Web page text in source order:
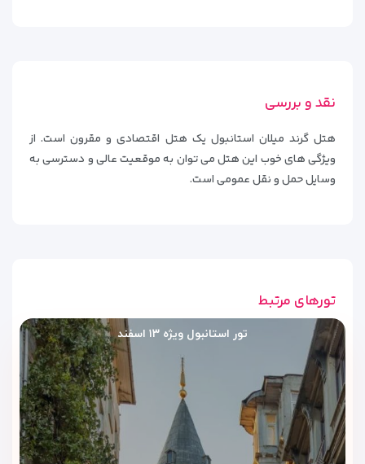
نقد و بررسی
هتل گرند میلان استانبول یک هتل اقتصادی و مقرون است. از
ویژگی های خوب این هتل می توان به موقعیت عالی و دسترسی به
وسایل حمل و نقل عمومی است.
تورهای مرتبط
تور استانبول ویژه ۱۳ اسفند